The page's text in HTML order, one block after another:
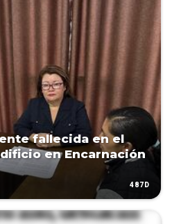
fallecida en el
en Encarnación
487D